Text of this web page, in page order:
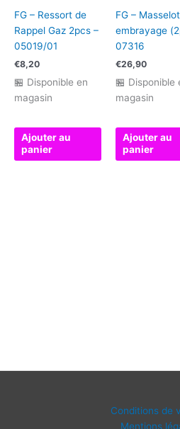
FG – Ressort de
Rappel Gaz 2pcs –
05019/01
€8,20
🏪 Disponible en
magasin
Ajouter au
panier
FG –
embrayage
07316
€26,90
🏪 Disponible
magasin
Ajouter au
panier
Conditions de
Mentions